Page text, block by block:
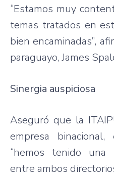
“Estamos muy
temas tratados en
bien encaminadas”,
paraguayo, James
Sinergia auspiciosa
Aseguró que la
empresa
“hemos tenido una
entre ambos